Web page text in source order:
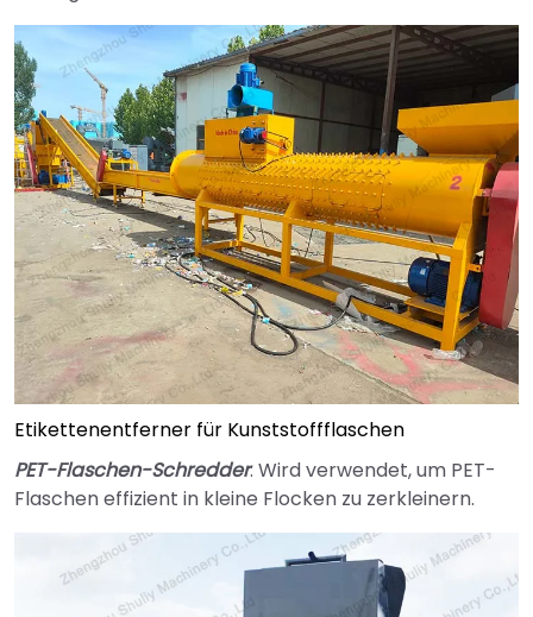
Etikettenentferner für Kunststoffflaschen
PET-Flaschen-Schredder: Wird verwendet, um PET-
Flaschen effizient in kleine Flocken zu zerkleinern.